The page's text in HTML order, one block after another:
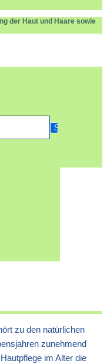
der Haut und Haare sowie
zu den natürlichen
zunehmend
im Alter die